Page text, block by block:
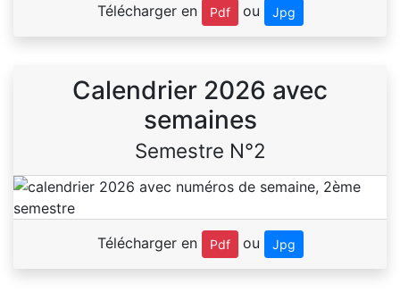
Télécharger en Pdf ou Jpg
Calendrier 2026 avec
semaines
Semestre N°2
Télécharger en Pdf ou Jpg